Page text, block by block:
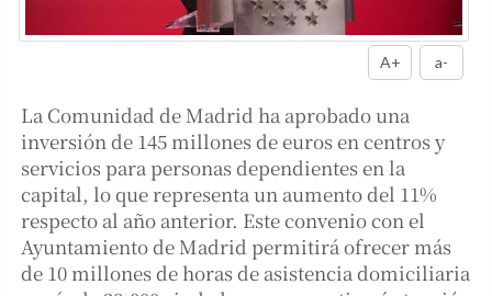
A+ a-
La Comunidad de Madrid ha aprobado una
inversión de 145 millones de euros en centros y
servicios para personas dependientes en la
capital, lo que representa un aumento del 11%
respecto al año anterior. Este convenio con el
Ayuntamiento de Madrid permitirá ofrecer más
de 10 millones de horas de asistencia domiciliaria